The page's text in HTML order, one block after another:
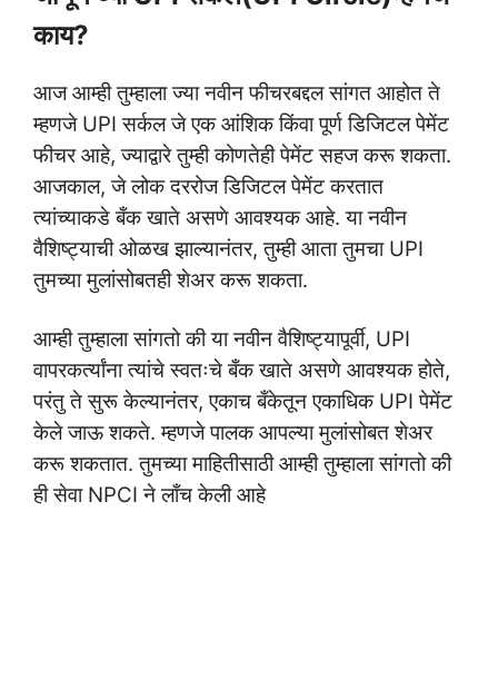
काय?
आज आम्ही तुम्हाला ज्या नवीन फीचरबद्दल सांगत आहोत ते
म्हणजे UPI सर्कल जे एक आंशिक किंवा पूर्ण डिजिटल पेमेंट
फीचर आहे, ज्याद्वारे तुम्ही कोणतेही पेमेंट सहज करू शकता.
आजकाल, जे लोक दररोज डिजिटल पेमेंट करतात
त्यांच्याकडे बँक खाते असणे आवश्यक आहे. या नवीन
वैशिष्ट्याची ओळख झाल्यानंतर, तुम्ही आता तुमचा UPI
तुमच्या मुलांसोबतही शेअर करू शकता.
आम्ही तुम्हाला सांगतो की या नवीन वैशिष्ट्यापूर्वी, UPI
वापरकर्त्यांना त्यांचे स्वतःचे बँक खाते असणे आवश्यक होते,
परंतु ते सुरू केल्यानंतर, एकाच बँकेतून एकाधिक UPI पेमेंट
केले जाऊ शकते. म्हणजे पालक आपल्या मुलांसोबत शेअर
करू शकतात. तुमच्या माहितीसाठी आम्ही तुम्हाला सांगतो की
ही सेवा NPCI ने लाँच केली आहे